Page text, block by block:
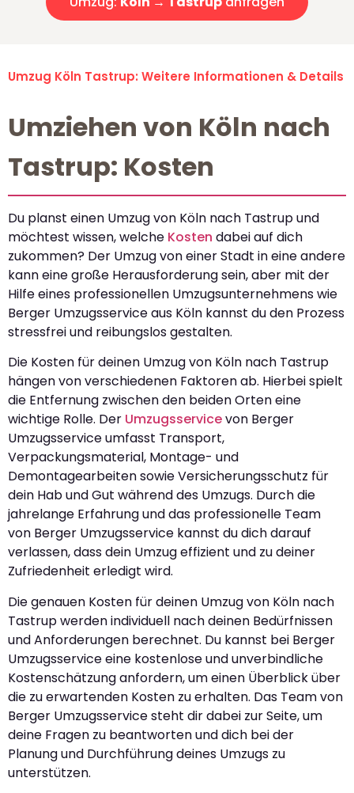
Umzug Köln Tastrup: Weitere Informationen & Details
Umziehen von Köln nach
Tastrup: Kosten
Du planst einen Umzug von Köln nach Tastrup und
möchtest wissen, welche Kosten dabei auf dich
zukommen? Der Umzug von einer Stadt in eine andere
kann eine große Herausforderung sein, aber mit der
Hilfe eines professionellen Umzugsunternehmens wie
Berger Umzugsservice aus Köln kannst du den Prozess
stressfrei und reibungslos gestalten.
Die Kosten für deinen Umzug von Köln nach Tastrup
hängen von verschiedenen Faktoren ab. Hierbei spielt
die Entfernung zwischen den beiden Orten eine
wichtige Rolle. Der Umzugsservicevon Berger
Umzugsservice umfasst Transport,
Verpackungsmaterial, Montage- und
Demontagearbeiten sowie Versicherungsschutz für
dein Hab und Gut während des Umzugs. Durch die
jahrelange Erfahrung und das professionelle Team
von Berger Umzugsservice kannst du dich darauf
verlassen, dass dein Umzug effizient und zu deiner
Zufriedenheit erledigt wird.
Die genauen Kosten für deinen Umzug von Köln nach
Tastrup werden individuell nach deinen Bedürfnissen
und Anforderungen berechnet. Du kannst bei Berger
Umzugsservice eine kostenlose und unverbindliche
Kostenschätzung anfordern, um einen Überblick über
die zu erwartenden Kosten zu erhalten. Das Team von
Berger Umzugsservice steht dir dabei zur Seite, um
deine Fragen zu beantworten und dich bei der
Planung und Durchführung deines Umzugs zu
unterstützen.